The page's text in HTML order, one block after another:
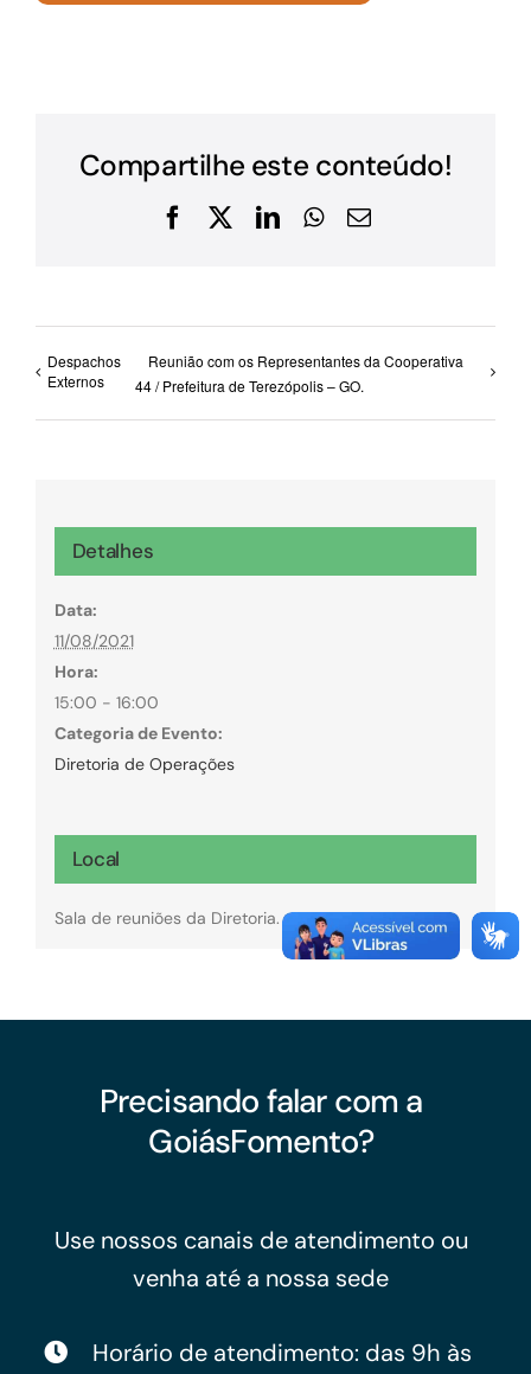
Compartilhe este conteúdo!
Facebook
X LinkedInWhatsApp
E-
Despachos
Externos
Reunião com os Representantes da Cooperativa
44 / Prefeitura de Terezópolis – GO.
Detalhes
Data:
11/08/2021
Hora:
15:00 - 16:00
Categoria de Evento:
Diretoria de Operações
Local
Sala de reuniões da Diretoria.
Precisando falar com a
GoiásFomento?
Use nossos canais de atendimento ou
venha até a nossa sede
Horário de atendimento: das 9h às